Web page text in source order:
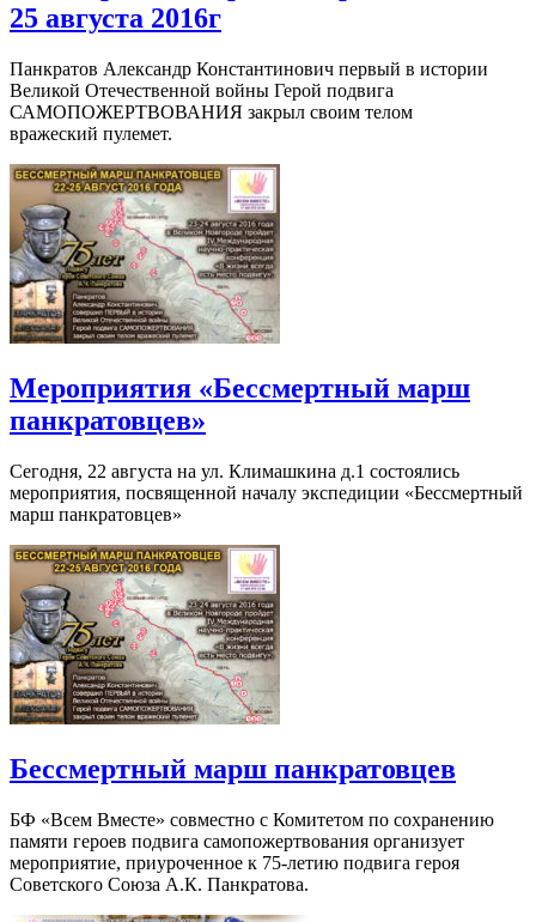
25 августа 2016г
Панкратов Александр Константинович первый в истории
Великой Отечественной войны Герой подвига
САМОПОЖЕРТВОВАНИЯ закрыл своим телом
вражеский пулемет.
Мероприятия «Бессмертный марш
панкратовцев»
Сегодня, 22 августа на ул. Климашкина д.1 состоялись
мероприятия, посвященной началу экспедиции «Бессмертный
марш панкратовцев»
Бессмертный марш панкратовцев
БФ «Всем Вместе» совместно с Комитетом по сохранению
памяти героев подвига самопожертвования организует
мероприятие, приуроченное к 75-летию подвига героя
Советского Союза А.К. Панкратова.